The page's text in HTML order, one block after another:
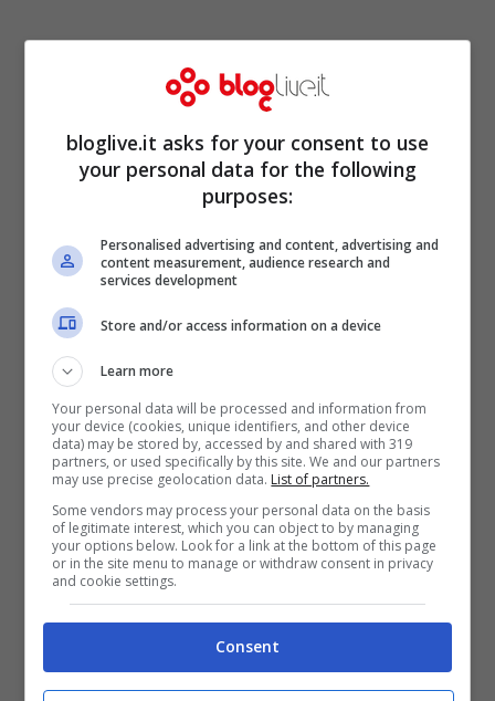
Serie Tv su Maradona, il
figlio si scaglia contro: lui
dice basta
bloglive.it asks for your consent to use
your personal data for the following
purposes:
Personalised advertising and content, advertising and
content measurement, audience research and
services development
Store and/or access information on a device
Learn more
Your personal data will be processed and information from
your device (cookies, unique identifiers, and other device
data) may be stored by, accessed by and shared with 319
partners, or used specifically by this site. We and our partners
may use precise geolocation data. List of partners.
Some vendors may process your personal data on the basis
of legitimate interest, which you can object to by managing
your options below. Look for a link at the bottom of this page
or in the site menu to manage or withdraw consent in privacy
and cookie settings.
Consent